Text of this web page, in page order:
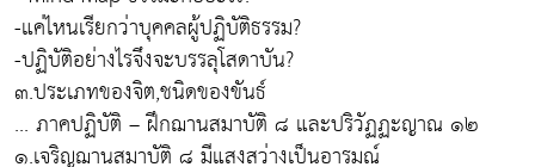
-แค่ไหนเรียกว่าบุคคลผู้ปฏิบัติธรรม?
-ปฏิบัติอย่างไรจึงจะบรรลุโสดาบัน?
๓.ประเภทของจิต,ชนิดของขันธ์
... ภาคปฏิบัติ – ฝึกฌานสมาบัติ ๘ และปริวัฏฏะญาณ ๑๒
๑.เจริญฌานสมาบัติ ๘ มีแสงสว่างเป็นอารมณ์